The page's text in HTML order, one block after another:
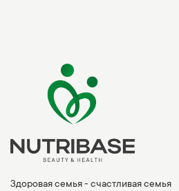
Здоровая семья - счастливая семья